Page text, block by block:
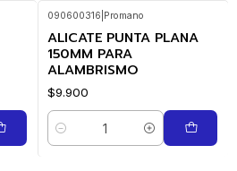
090600316 Promano
ALICATE PUNTA PLANA
150MM PARA
ALAMBRISMO
$9.900
Cantidad